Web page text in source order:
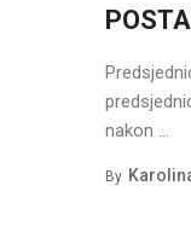
nakon ...
By